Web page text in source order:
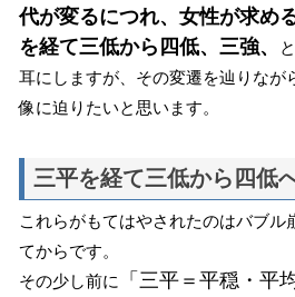
代が変るにつれ、女性が求め
を経て三低から四低、三強、
耳にしますが、その変遷を辿りなが
像に迫りたいと思います。
三平を経て三低から四低
これらがもてはやされたのはバブル
てからです。
その少し前に
「三平＝平穏・平